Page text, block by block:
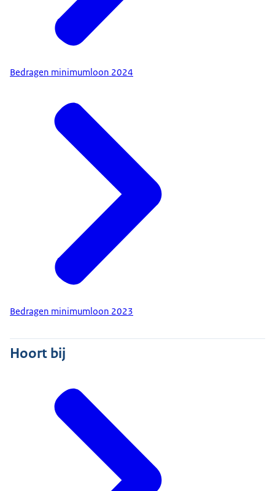
Bedragen minimumloon 2024
Bedragen minimumloon 2023
Hoort bij